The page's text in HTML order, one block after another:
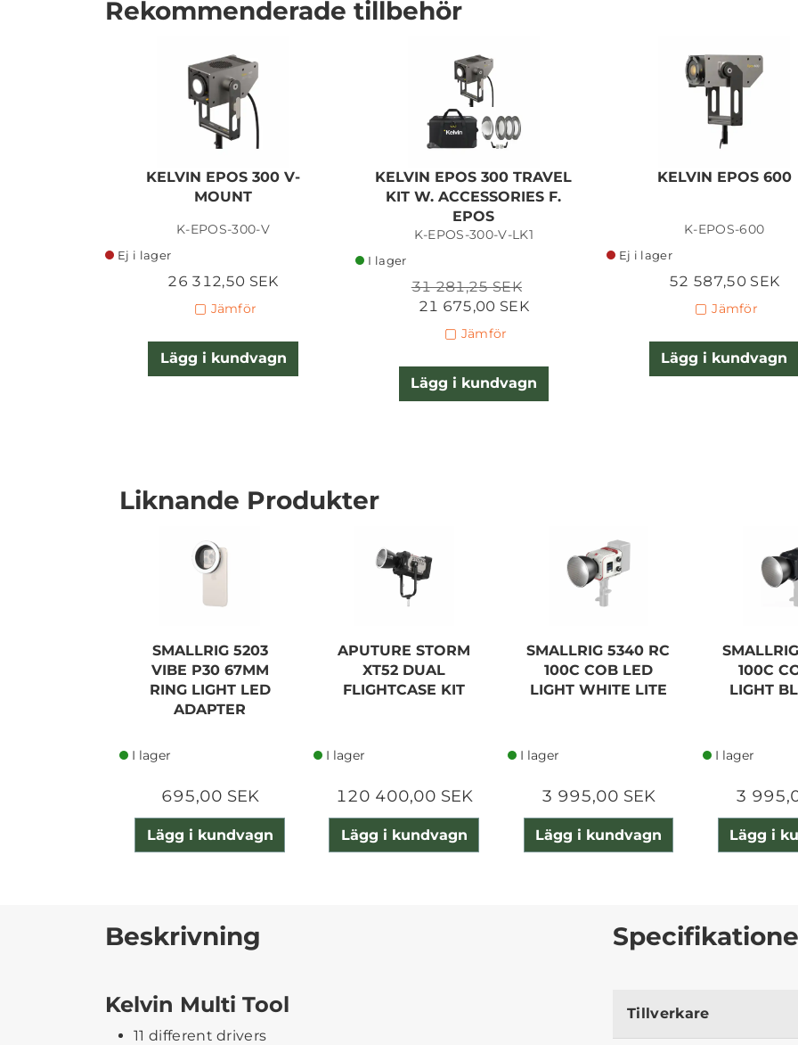
KELVIN EPOS 300 TRAVEL
Rekommenderade tillbehör
KELVIN EPOS 300 V-
MOUNT
K-EPOS-300-V
Ej i lager
26 312,50 SEK
Jämför
Lägg i kundvagn
KELVIN EPOS 300 TRAVEL
KIT W. ACCESSORIES F.
EPOS
K-EPOS-300-V-LK1
I lager
31 281,25 SEK
21 675,00 SEK
Jämför
Lägg i kundvagn
KELVIN EPOS 600
K-EPOS-600
Ej i lager
52 587,50 SEK
Jämför
Lägg i kundvagn
Liknande Produkter
SMALLRIG 5203
VIBE P30 67MM
RING LIGHT LED
ADAPTER
I lager
695,00 SEK
Lägg i kundvagn
APUTURE STORM
XT52 DUAL
FLIGHTCASE KIT
I lager
120 400,00 SEK
Lägg i kundvagn
SMALLRIG 5340 RC
100C COB LED
LIGHT WHITE LITE
I lager
3 995,00 SEK
Lägg i kundvagn
100C
LIGHT
I lager
3
Lägg i
Beskrivning
Kelvin Multi Tool
11 different drivers
Tillverkare